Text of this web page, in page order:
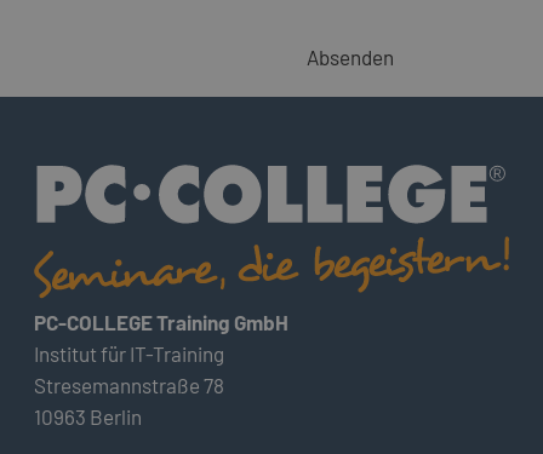
Absenden
PC-COLLEGE Training GmbH
Institut für IT-Training
Stresemannstraße 78
10963 Berlin